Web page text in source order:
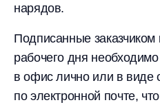
нарядов.
Подписанные
рабочего дня
в офис лично или в виде
по электронной почте,